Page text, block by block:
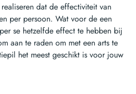
dat de effectiviteit van
per persoon. Wat voor de een
se hetzelfde effect te hebben bij
aan te raden om met een arts te
het meest geschikt is voor jouw